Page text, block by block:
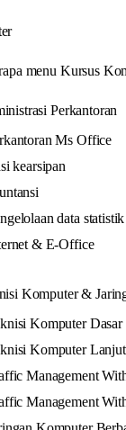
menu Kursus
Perkantoran
Ms Office
kearsipan
data statistik
& E-Office
Komputer &
Komputer Dasar
Komputer Lanjut
Management
Management